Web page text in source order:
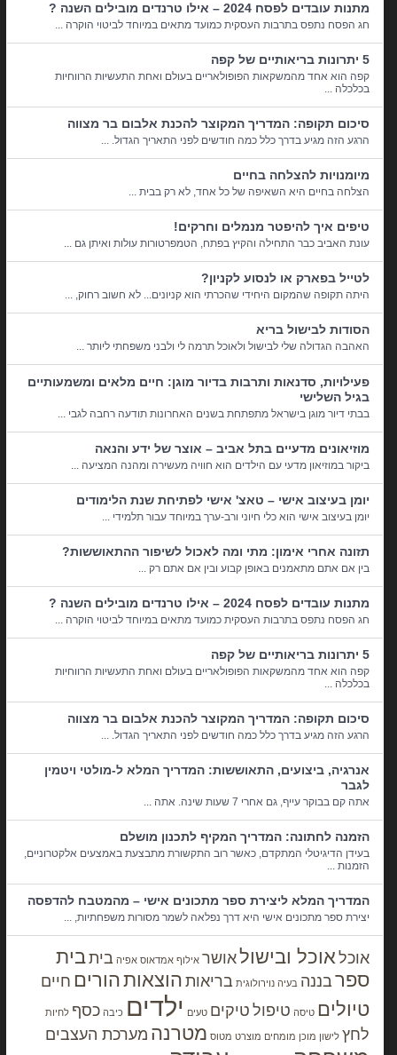
מתנות עובדים לפסח 2024 – אילו טרנדים מובילים השנה ?
חג הפסח נתפס בתרבות העסקית כמועד מתאים במיוחד לביטוי הוקרה ...
5 יתרונות בריאותיים של קפה
קפה הוא אחד מהמשקאות הפופולאריים בעולם ואחת התעשיות הרווחיות
בכלכלה ...
סיכום תקופה: המדריך המקוצר להכנת אלבום בר מצווה
הרגע הזה מגיע בדרך כלל כמה חודשים לפני התאריך הגדול. ...
מיומנויות להצלחה בחיים
הצלחה בחיים היא השאיפה של כל אחד, לא רק בבית ...
טיפים איך להיפטר מנמלים וחרקים!
עונת האביב כבר התחילה והקיץ בפתח, הטמפרטורות עולות ואיתן גם ...
לטייל בפארק או לנסוע לקניון?
היתה תקופה שהמקום היחידי שהכרתי הוא קניונים... לא חשוב רחוק, ...
הסודות לבישול בריא
האהבה הגדולה שלי לבישול ולאוכל תרמה לי ולבני משפחתי ליותר ...
פעילויות, סדנאות ותרבות בדיור מוגן: חיים מלאים ומשמעותיים
בגיל השלישי
בבתי דיור מוגן בישראל מתפתחת בשנים האחרונות תודעה רחבה לגבי ...
מוזיאונים מדעיים בתל אביב – אוצר של ידע והנאה
ביקור במוזיאון מדעי עם הילדים הוא חוויה מעשירה ומהנה המציעה ...
יומן בעיצוב אישי – טאצ' אישי לפתיחת שנת הלימודים
יומן בעיצוב אישי הוא כלי חיוני ורב-ערך במיוחד עבור תלמידי ...
תזונה אחרי אימון: מתי ומה לאכול לשיפור ההתאוששות?
בין אם אתם מתאמנים באופן קבוע ובין אם אתם רק ...
מתנות עובדים לפסח 2024 – אילו טרנדים מובילים השנה ?
חג הפסח נתפס בתרבות העסקית כמועד מתאים במיוחד לביטוי הוקרה ...
5 יתרונות בריאותיים של קפה
קפה הוא אחד מהמשקאות הפופולאריים בעולם ואחת התעשיות הרווחיות
בכלכלה ...
סיכום תקופה: המדריך המקוצר להכנת אלבום בר מצווה
הרגע הזה מגיע בדרך כלל כמה חודשים לפני התאריך הגדול. ...
אנרגיה, ביצועים, התאוששות: המדריך המלא ל-מולטי ויטמין
לגבר
אתה קם בבוקר עייף, גם אחרי 7 שעות שינה. אתה ...
הזמנה לחתונה: המדריך המקיף לתכנון מושלם
בעידן הדיגיטלי המתקדם, כאשר רוב התקשורת מתבצעת באמצעים אלקטרוניים,
הזמנות ...
המדריך המלא ליצירת ספר מתכונים אישי – מהמטבח להדפסה
יצירת ספר מתכונים אישי היא דרך נפלאה לשמר מסורות משפחתיות, ...
אוכלאוכל ובישולאושר אילוף אמדאוס אפיה ביתבית
ספרבננה בעיה נוירולוגית בריאות הוצאותהורים חיים
טיולים טיסה טיפול טיקים טעים ילדים כיבה כסף לחיות
לחץ לישון מוכן מומחים מוצרט מטוס מטרנה מערכת העצבים